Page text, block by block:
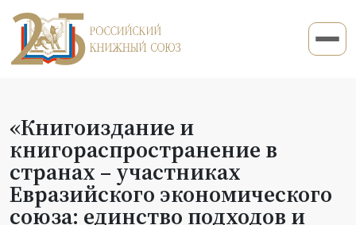
«Книгоиздание и
книгораспространение в
странах – участниках
Евразийского экономического
союза: единство подходов и